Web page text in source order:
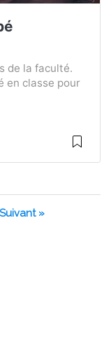
de la faculté.
en classe pour
Suivant »